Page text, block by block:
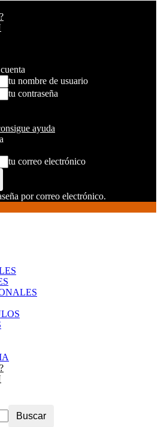
tu nombre de usuario
tu contraseña
ayuda
tu correo electrónico
por correo electrónico.